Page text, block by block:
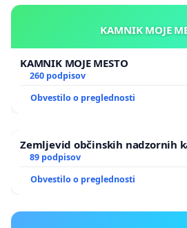
Sindikat LIDL Slovenije (del
tjasa_kozole@yahoo.com
031 836 883 (Tjaša)
KAMNIK MOJE MESTO
260 podpisov
Obvestilo o preglednosti
Zemljevid občinskih nadzornih
89 podpisov
Obvestilo o preglednosti